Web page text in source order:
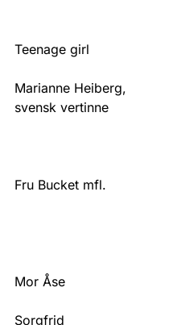
Teenage girl
Marianne Heiberg,
svensk vertinne
Fru Bucket mfl.
Mor Åse
Sorgfrid